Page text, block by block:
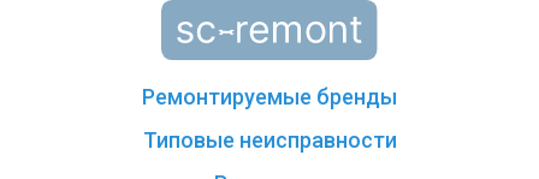
Ремонтируемые бренды
Типовые неисправности